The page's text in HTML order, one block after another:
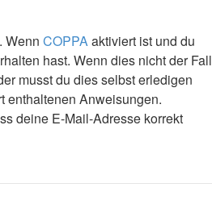
Wenn COPPAaktiviert ist und du
hast. Wenn dies nicht der Fall
musst du dies selbst erledigen
enthaltenen Anweisungen.
deine E-Mail-Adresse korrekt